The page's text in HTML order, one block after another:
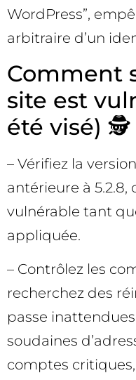
WordPress”,
arbitraire d’un
Comment
site est
été visé) 🕵️
– Vérifiez la
antérieure à 5.2.8,
vulnérable tant
appliquée.
– Contrôlez les
recherchez des
passe
soudaines
comptes